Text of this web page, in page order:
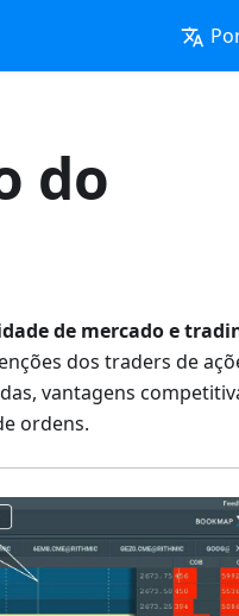
do
de mercado e
dos traders de
vantagens
ordens.